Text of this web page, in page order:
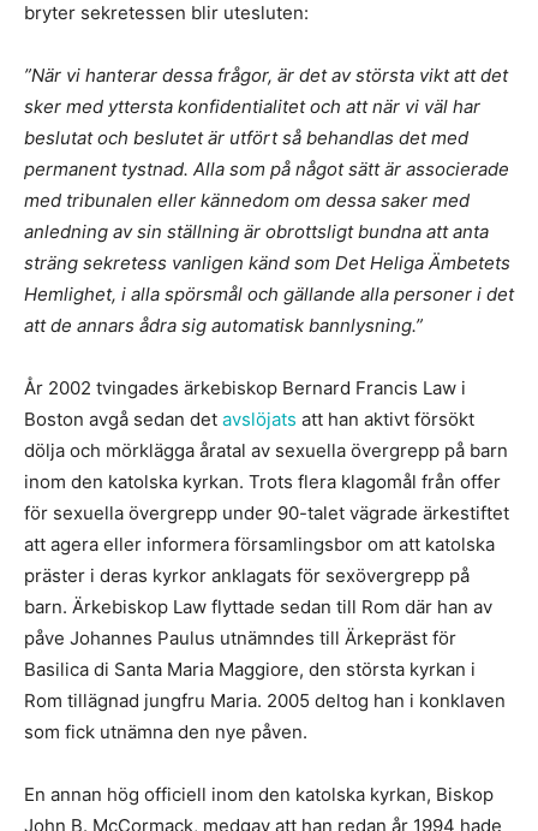
bryter sekretessen blir utesluten:
”När vi hanterar dessa frågor, är det av största vikt att det
sker med yttersta konfidentialitet och att när vi väl har
beslutat och beslutet är utfört så behandlas det med
permanent tystnad. Alla som på något sätt är associerade
med tribunalen eller kännedom om dessa saker med
anledning av sin ställning är obrottsligt bundna att anta
sträng sekretess vanligen känd som Det Heliga Ämbetets
Hemlighet, i alla spörsmål och gällande alla personer i det
att de annars ådra sig automatisk bannlysning.”
År 2002 tvingades ärkebiskop Bernard Francis Law i
Boston avgå sedan det avslöjats att han aktivt försökt
dölja och mörklägga åratal av sexuella övergrepp på barn
inom den katolska kyrkan. Trots flera klagomål från offer
för sexuella övergrepp under 90-talet vägrade ärkestiftet
att agera eller informera församlingsbor om att katolska
präster i deras kyrkor anklagats för sexövergrepp på
barn. Ärkebiskop Law flyttade sedan till Rom där han av
påve Johannes Paulus utnämndes till Ärkepräst för
Basilica di Santa Maria Maggiore, den största kyrkan i
Rom tillägnad jungfru Maria. 2005 deltog han i konklaven
som fick utnämna den nye påven.
En annan hög officiell inom den katolska kyrkan, Biskop
John B. McCormack, medgav att han redan år 1994 hade